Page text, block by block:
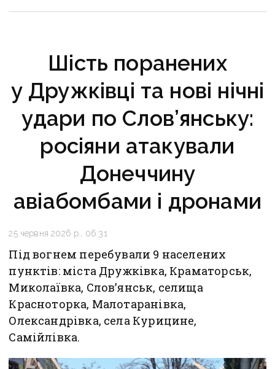
Шість поранених
у Дружківці та нові нічні
удари по Слов’янську:
росіяни атакували
Донеччину
авіабомбами і дронами
25 червня 2026 р., 06:31
Під вогнем перебували 9 населених
пунктів: міста Дружківка, Краматорськ,
Миколаївка, Слов’янськ, селища
Красноторка, Малотаранівка,
Олександрівка, села Курицине,
Самійлівка.